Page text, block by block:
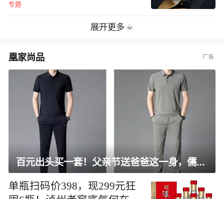
专题
展开更多
凰家尚品
百元出头买一套！父亲节送爸爸这一身，儒雅有型还凉爽
单瓶扫码价398，现299元狂